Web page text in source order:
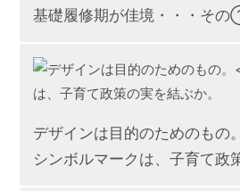
基礎履修期が佳境・・・そ
デザインは目的のためのもの。
シンボルマークは、子育て政